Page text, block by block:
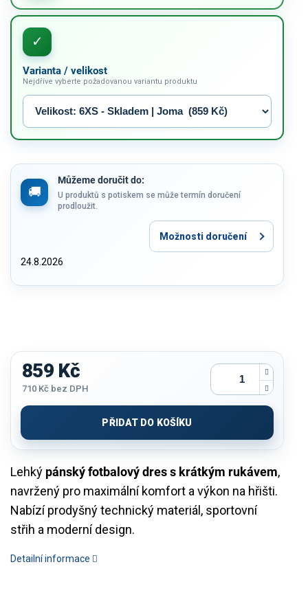
Varianta / velikost
Nejdříve vyberte požadovanou variantu produktu
Můžeme doručit do:
24.8.2026
U produktů s potiskem se může termín doručení
prodloužit.
Možnosti doručení
Lehký pánský fotbalový dres s krátkým rukávem,
navržený pro maximální komfort a výkon na hřišti.
Nabízí prodyšný technický materiál, sportovní
střih a moderní design.
Detailní informace
859 Kč
710 Kč bez DPH
cena:
PŘIDAT DO KOŠÍKU